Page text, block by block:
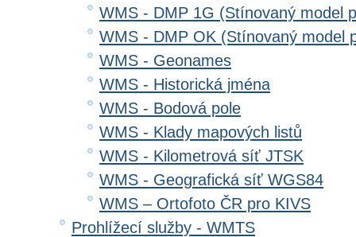
WMS - DMP 1G (Stínovaný model
WMS - DMP OK (Stínovaný model
WMS - Geonames
WMS - Historická jména
WMS - Bodová pole
WMS - Klady mapových listů
WMS - Kilometrová síť JTSK
WMS - Geografická síť WGS84
WMS – Ortofoto ČR pro KIVS
Prohlížecí služby - WMTS